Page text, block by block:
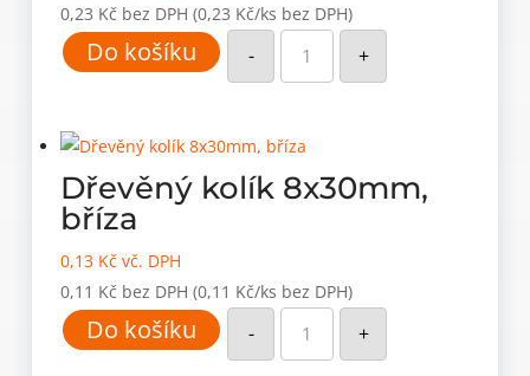
0,23 Kč bez DPH (0,23 Kč/ks bez DPH)
Do košíku -
Dřevěný
kolík
6x35mm,
buk
množství
+
Dřevěný kolík 8x30mm,
bříza
0,13 Kč vč. DPH
0,11 Kč bez DPH (0,11 Kč/ks bez DPH)
Do košíku -
Dřevěný
kolík
8x30mm,
bříza
+